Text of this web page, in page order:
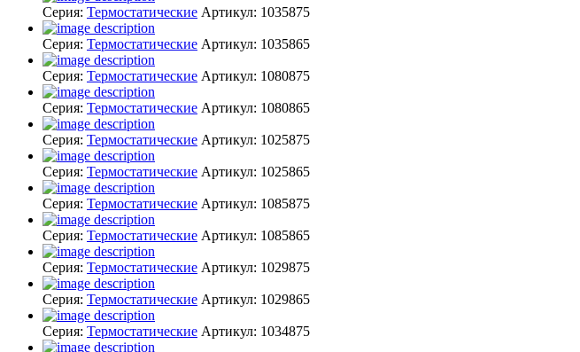
Серия: Термостатические Артикул: 1035875
Серия: Термостатические Артикул: 1035865
Серия: Термостатические Артикул: 1080875
Серия: Термостатические Артикул: 1080865
Серия: Термостатические Артикул: 1025875
Серия: Термостатические Артикул: 1025865
Серия: Термостатические Артикул: 1085875
Серия: Термостатические Артикул: 1085865
Серия: Термостатические Артикул: 1029875
Серия: Термостатические Артикул: 1029865
Серия: Термостатические Артикул: 1034875